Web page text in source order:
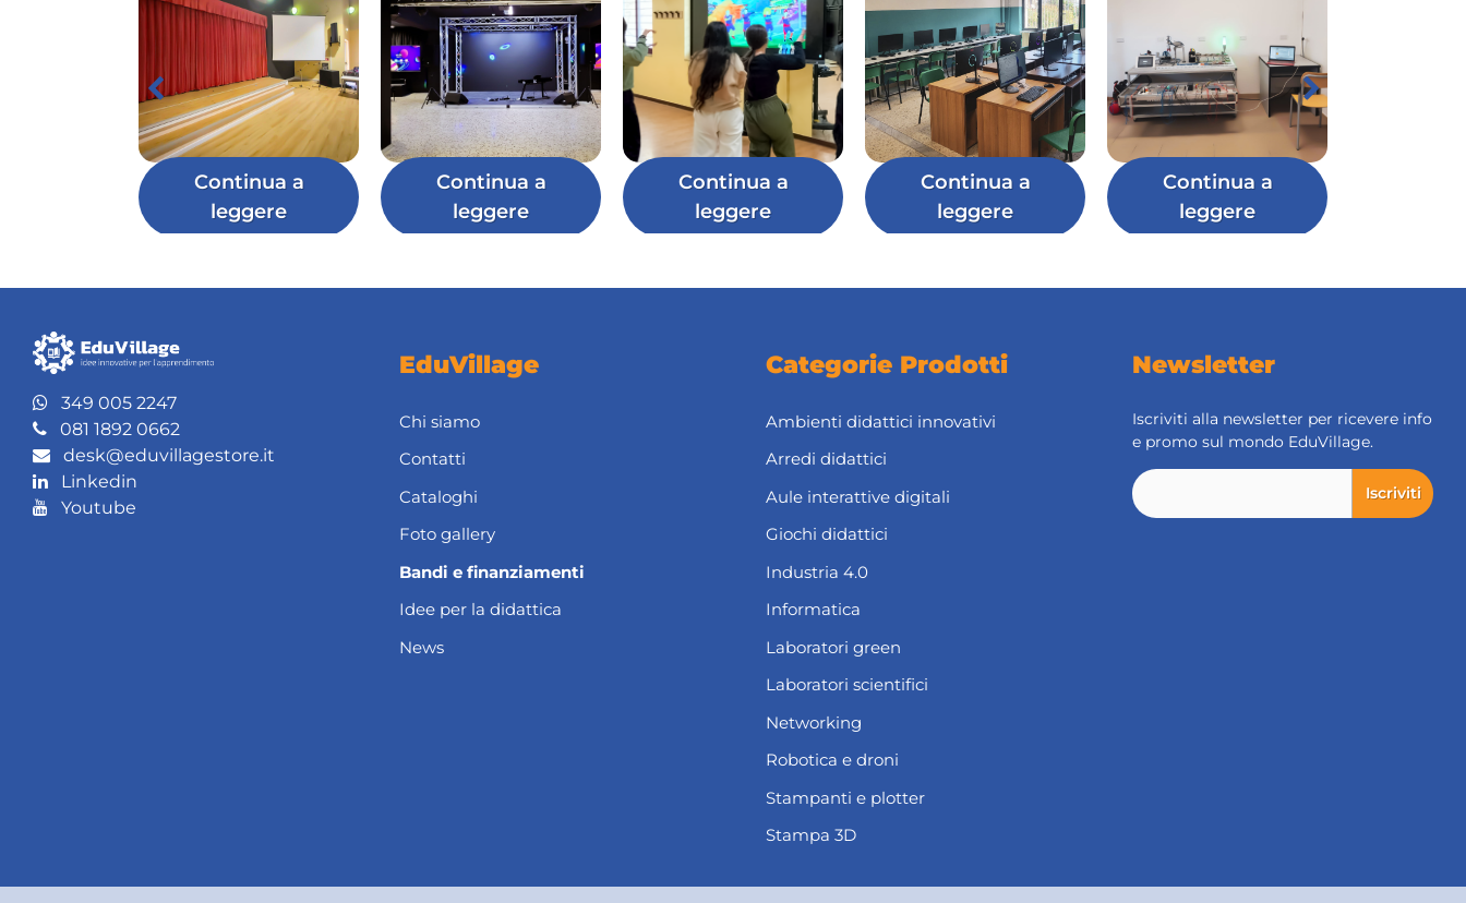
Continua a
leggere
Continua a
leggere
Continua a
leggere
Continua a
leggere
Continua a
leggere
349 005 2247
081 1892 0662
desk@eduvillagestore.it
Linkedin
Youtube
EduVillage
Chi siamo
Contatti
Cataloghi
Foto gallery
Bandi e finanziamenti
Idee per la didattica
News
Categorie Prodotti
Ambienti didattici innovativi
Arredi didattici
Aule interattive digitali
Giochi didattici
Industria 4.0
Informatica
Laboratori green
Laboratori scientifici
Networking
Robotica e droni
Stampanti e plotter
Stampa 3D
Newsletter
Iscriviti alla newsletter per ricevere info
e promo sul mondo EduVillage.